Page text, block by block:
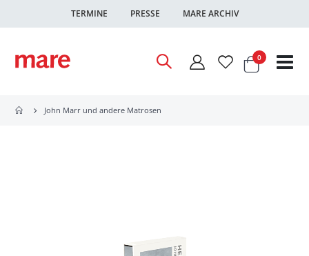
TERMINE PRESSE MARE ARCHIV
Warenkorb
0Artikel
John Marr und andere Matrosen